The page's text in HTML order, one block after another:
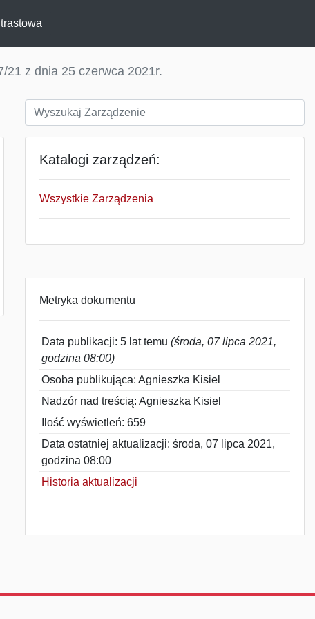
21 z dnia 25 czerwca 2021r.
Katalogi zarządzeń:
Wszystkie Zarządzenia
Metryka dokumentu
Data publikacji: 5 lat temu (środa, 07 lipca 2021,
godzina 08:00)
Osoba publikująca: Agnieszka Kisiel
Nadzór nad treścią: Agnieszka Kisiel
Ilość wyświetleń: 659
Data ostatniej aktualizacji: środa, 07 lipca 2021,
godzina 08:00
Historia aktualizacji